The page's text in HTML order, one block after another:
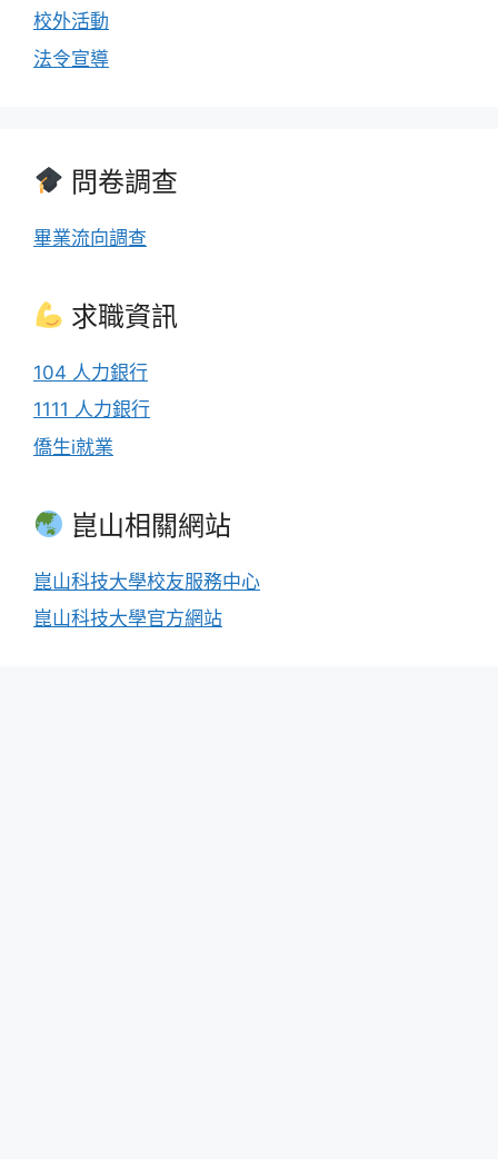
校外活動
法令宣導
問卷調查
畢業流向調查
求職資訊
104 人力銀行
1111 人力銀行
僑生i就業
崑山相關網站
崑山科技大學校友服務中心
崑山科技大學官方網站